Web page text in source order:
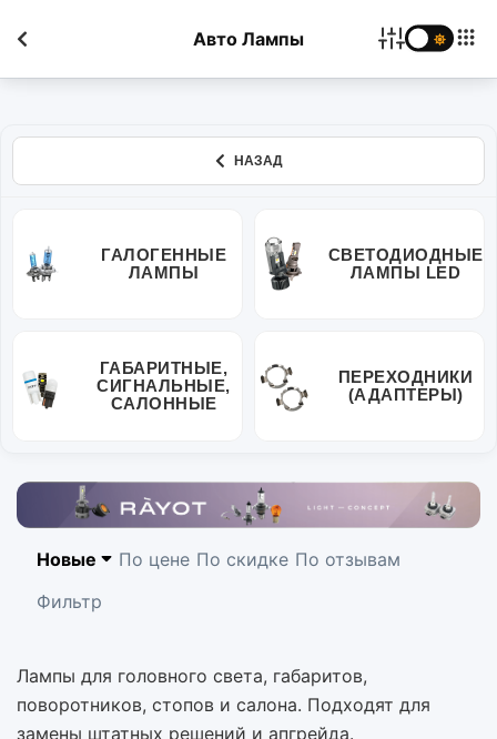
Авто Лампы
НАЗАД
ГАЛОГЕННЫЕ
ЛАМПЫ
СВЕТОДИОДНЫЕ
ЛАМПЫ LED
ГАБАРИТНЫЕ,
СИГНАЛЬНЫЕ,
САЛОННЫЕ
ПЕРЕХОДНИКИ
(АДАПТЕРЫ)
Предыдущий
Новые
По цене По скидке По отзывам
Фильтр
Лампы для головного света, габаритов,
поворотников, стопов и салона. Подходят для
замены штатных решений и апгрейда.